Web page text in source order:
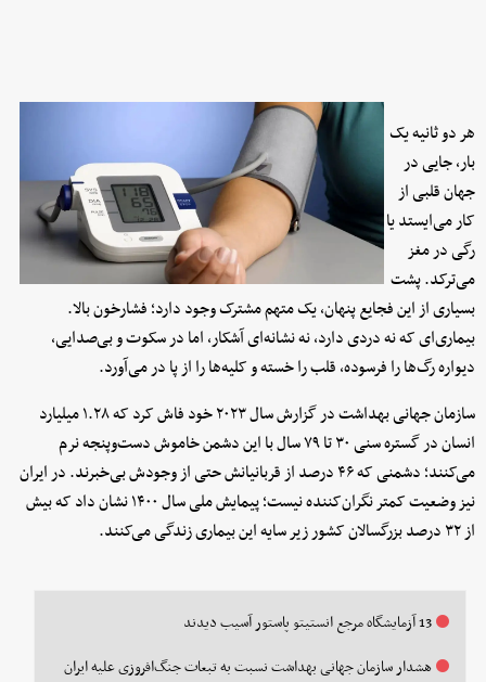
هر دو ثانیه یک
بار، جایی در
جهان قلبی از
کار می‌ایستد یا
رگی در مغز
می‌ترکد. پشت
بسیاری از این فجایع پنهان، یک متهم مشترک وجود دارد؛ فشارخون بالا.
بیماری‌ای که نه دردی دارد، نه نشانه‌ای آشکار، اما در سکوت و بی‌صدایی،
دیواره رگ‌ها را فرسوده، قلب را خسته و کلیه‌ها را از پا در می‌آورد.
سازمان جهانی بهداشت در گزارش سال ۲۰۲۳ خود فاش کرد که ۱.۲۸ میلیارد
انسان در گستره سنی ۳۰ تا ۷۹ سال با این دشمن خاموش دست‌وپنجه نرم
می‌کنند؛ دشمنی که ۴۶ درصد از قربانیانش حتی از وجودش بی‌خبرند. در ایران
نیز وضعیت کمتر نگران‌کننده نیست؛ پیمایش ملی سال ۱۴۰۰ نشان داد که بیش
از ۳۲ درصد بزرگسالان کشور زیر سایه این بیماری زندگی می‌کنند.
13 آزمایشگاه مرجع انستیتو پاستور آسیب دیدند
هشدار سازمان جهانی بهداشت نسبت به تبعات جنگ‌افروزی علیه ایران